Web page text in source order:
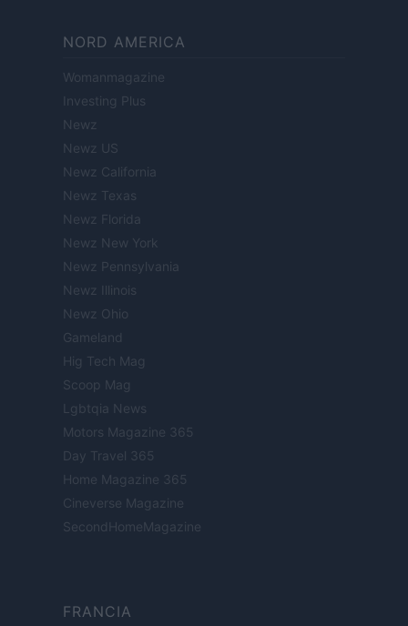
NORD AMERICA
Womanmagazine
Investing Plus
Newz
Newz US
Newz California
Newz Texas
Newz Florida
Newz New York
Newz Pennsylvania
Newz Illinois
Newz Ohio
Gameland
Hig Tech Mag
Scoop Mag
Lgbtqia News
Motors Magazine 365
Day Travel 365
Home Magazine 365
Cineverse Magazine
SecondHomeMagazine
FRANCIA